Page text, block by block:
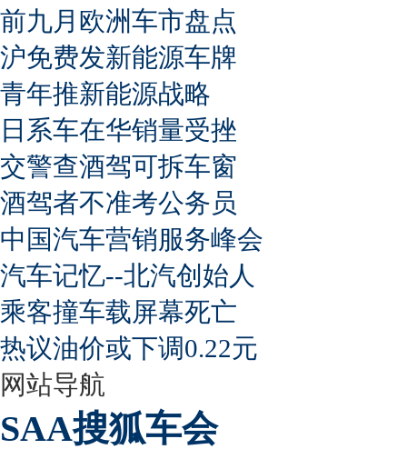
前九月欧洲车市盘点
沪免费发新能源车牌
青年推新能源战略
日系车在华销量受挫
交警查酒驾可拆车窗
酒驾者不准考公务员
中国汽车营销服务峰会
汽车记忆--北汽创始人
乘客撞车载屏幕死亡
热议油价或下调0.22元
网站导航
SAA搜狐车会